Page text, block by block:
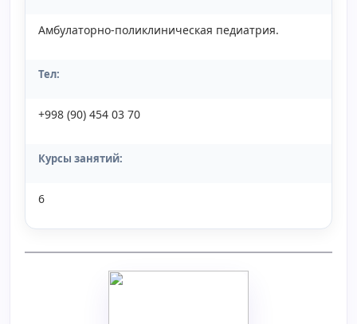
Амбулаторно-поликлиническая педиатрия.
Тел:
+998 (90) 454 03 70
Курсы занятий:
6